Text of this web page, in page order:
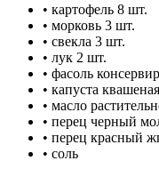
• картофель 8 шт.
• морковь 3 шт.
• свекла 3 шт.
• лук 2 шт.
• фасоль
• капуста квашеная
• масло
• перец черный
• перец красный
• соль